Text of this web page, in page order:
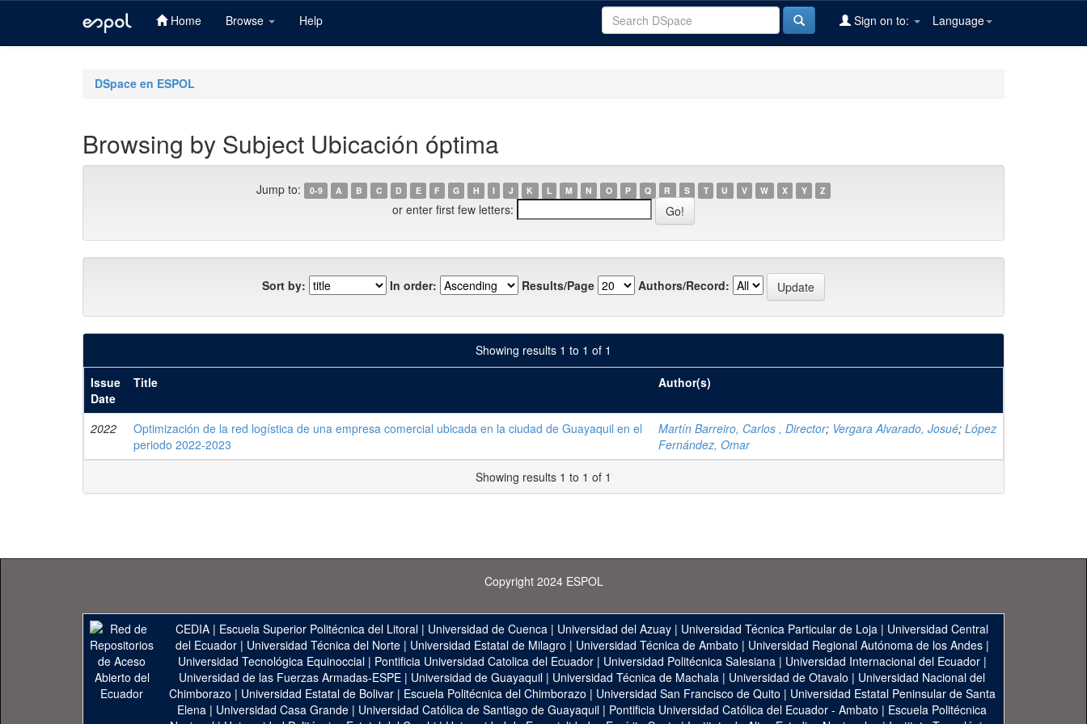
Home Browse Help Language
Sign on to:
DSpace en ESPOL
Browsing by Subject Ubicación óptima
Jump to: 0-9 A B C D E F G H I J K L M N O P Q R S T U V W X Y Z
or enter first few letters:
Sort by: In order: Results/Page Authors/Record:
Showing results 1 to 1 of 1
Issue
Date
Title Author(s)
2022
Optimización de la red logística de una empresa comercial ubicada en la ciudad de Guayaquil en el
periodo 2022-2023
Martín Barreiro, Carlos , Director; Vergara Alvarado, Josué; López
Fernández, Omar
Showing results 1 to 1 of 1
Copyright 2024 ESPOL
CEDIA | Escuela Superior Politécnica del Litoral | Universidad de Cuenca | Universidad del Azuay | Universidad Técnica Particular de Loja | Universidad Central
del Ecuador| Universidad Técnica del Norte| Universidad Estatal de Milagro | Universidad Técnica de Ambato | Universidad Regional Autónoma de los Andes|
Universidad Tecnológica Equinoccial| Pontificia Universidad Catolica del Ecuador| Universidad Politécnica Salesiana| Universidad Internacional del Ecuador|
Universidad de las Fuerzas Armadas-ESPE | Universidad de Guayaquil | Universidad Técnica de Machala | Universidad de Otavalo | Universidad Nacional del
Chimborazo | Universidad Estatal de Bolivar| Escuela Politécnica del Chimborazo | Universidad San Francisco de Quito | Universidad Estatal Peninsular de Santa
Elena | Universidad Casa Grande | Universidad Católica de Santiago de Guayaquil | Pontificia Universidad Católica del Ecuador - Ambato | Escuela Politécnica